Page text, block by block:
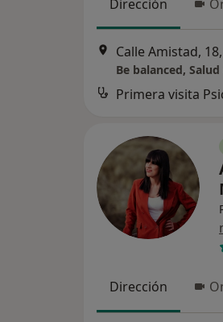
Dirección
Be balanced,
Primera visita
Dirección